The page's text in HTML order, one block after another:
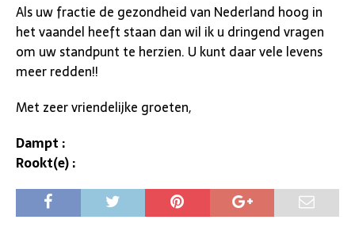
Als uw fractie de gezondheid van Nederland hoog in
het vaandel heeft staan dan wil ik u dringend vragen
om uw standpunt te herzien. U kunt daar vele levens
meer redden!!
Met zeer vriendelijke groeten,
Dampt :
Rookt(e) :